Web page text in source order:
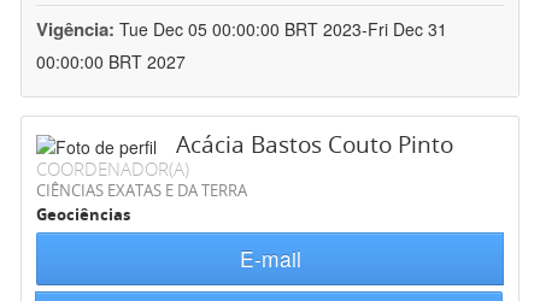
Vigência: Tue Dec 05 00:00:00 BRT 2023-Fri Dec 31
00:00:00 BRT 2027
Acácia Bastos Couto Pinto
COORDENADOR(A)
CIÊNCIAS EXATAS E DA TERRA
Geociências
E-mail